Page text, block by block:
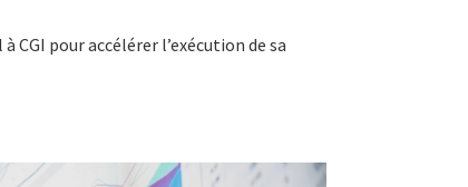
CGI pour accélérer l’exécution de sa